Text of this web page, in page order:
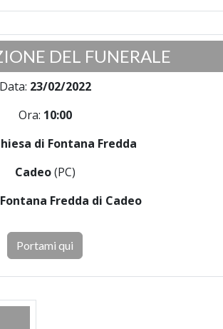
DEL FUNERALE
Data: 23/02/2022
Ora: 10:00
di Fontana Fredda
Cadeo(PC)
Fontana Fredda di Cadeo
Portami qui